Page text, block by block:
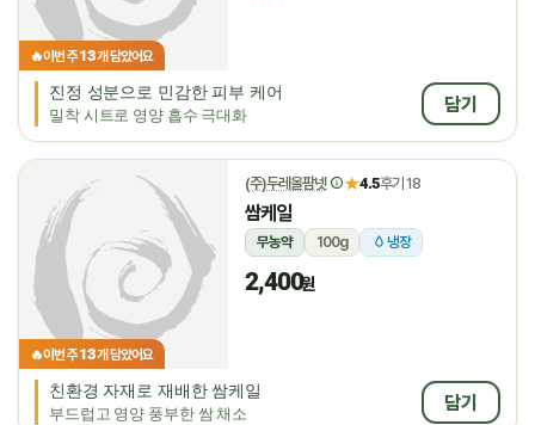
🔥이번 주13개 담았어요
진정 성분으로 민감한 피부 케어
밀착 시트로 영양 흡수 극대화
담기
🔥이번 주13개 담았어요
(주)두레올팜넷 ★4.5후기 18
쌈케일
무농약 100g 냉장
2,400원
친환경 자재로 재배한 쌈케일
부드럽고 영양 풍부한 쌈 채소
담기